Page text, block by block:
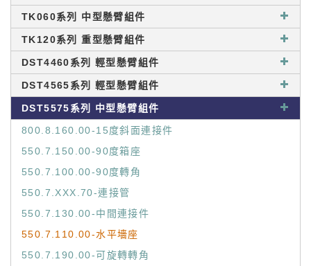
TK060系列 中型懸臂組件
TK120系列 重型懸臂組件
DST4460系列 輕型懸臂組件
DST4565系列 輕型懸臂組件
DST5575系列 中型懸臂組件
800.8.160.00-15度斜面連接件
550.7.150.00-90度箱座
550.7.100.00-90度轉角
550.7.XXX.70-連接管
550.7.130.00-中間連接件
550.7.110.00-水平墻座
550.7.190.00-可旋轉轉角